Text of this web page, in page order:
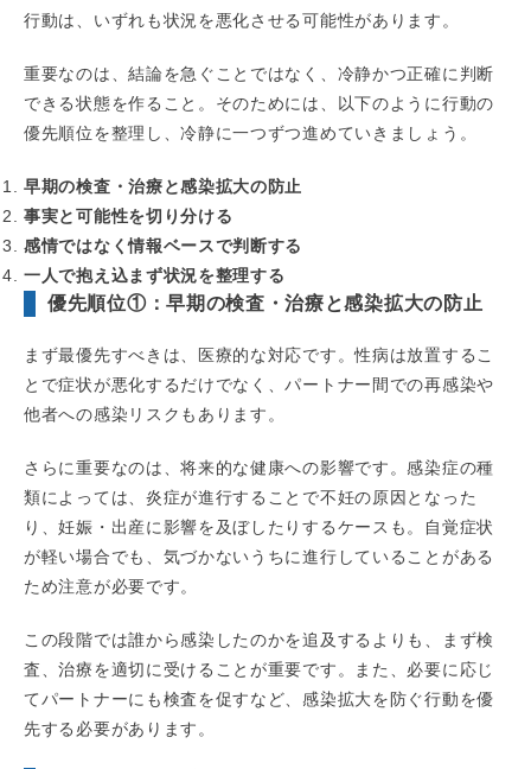
行動は、いずれも状況を悪化させる可能性があります。
重要なのは、結論を急ぐことではなく、冷静かつ正確に判断
できる状態を作ること。そのためには、以下のように行動の
優先順位を整理し、冷静に一つずつ進めていきましょう。
早期の検査・治療と感染拡大の防止
事実と可能性を切り分ける
感情ではなく情報ベースで判断する
一人で抱え込まず状況を整理する
優先順位①：早期の検査・治療と感染拡大の防止
まず最優先すべきは、医療的な対応です。性病は放置するこ
とで症状が悪化するだけでなく、パートナー間での再感染や
他者への感染リスクもあります。
さらに重要なのは、将来的な健康への影響です。感染症の種
類によっては、炎症が進行することで不妊の原因となった
り、妊娠・出産に影響を及ぼしたりするケースも。自覚症状
が軽い場合でも、気づかないうちに進行していることがある
ため注意が必要です。
この段階では誰から感染したのかを追及するよりも、まず検
査、治療を適切に受けることが重要です。また、必要に応じ
てパートナーにも検査を促すなど、感染拡大を防ぐ行動を優
先する必要があります。